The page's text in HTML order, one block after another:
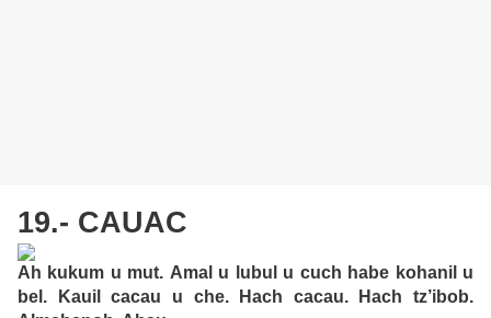
19.- CAUAC
Ah kukum u mut. Amal u lubul u cuch habe kohanil u
bel. Kauil cacau u che. Hach cacau. Hach tz’ibob.